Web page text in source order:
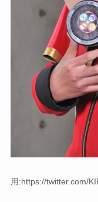
用:https://twitter.com/